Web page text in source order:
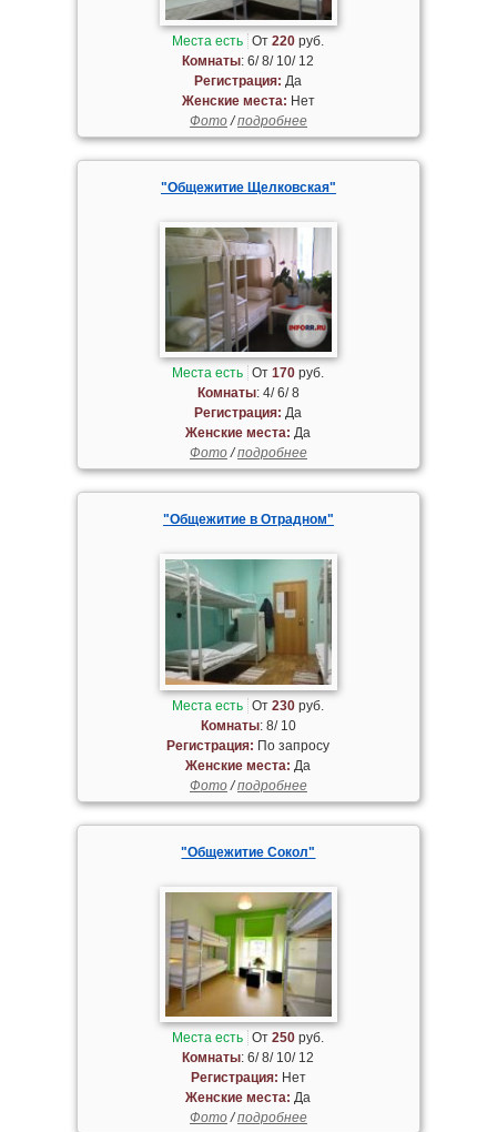
Места есть От220 руб.
Комнаты: 6/ 8/ 10/ 12
Регистрация: Да
Женские места: Нет
Фото/подробнее
"Общежитие Щелковская"
Места есть От170 руб.
Комнаты: 4/ 6/ 8
Регистрация: Да
Женские места: Да
Фото/подробнее
"Общежитие в Отрадном"
Места есть От230 руб.
Комнаты: 8/ 10
Регистрация: По запросу
Женские места: Да
Фото/подробнее
"Общежитие Сокол"
Места есть От250 руб.
Комнаты: 6/ 8/ 10/ 12
Регистрация: Нет
Женские места: Да
Фото/подробнее